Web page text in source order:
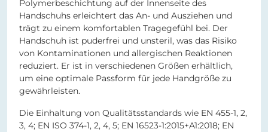
Polymerbeschichtung auf der Innenseite des
Handschuhs erleichtert das An- und Ausziehen und
trägt zu einem komfortablen Tragegefühl bei. Der
Handschuh ist puderfrei und unsteril, was das Risiko
von Kontaminationen und allergischen Reaktionen
reduziert. Er ist in verschiedenen Größen erhältlich,
um eine optimale Passform für jede Handgröße zu
gewährleisten.
Die Einhaltung von Qualitätsstandards wie EN 455-1, 2,
3, 4; EN ISO 374-1, 2, 4, 5; EN 16523-1:2015+A1:2018; EN